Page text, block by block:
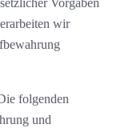
Vorgaben
wir
folgenden
und